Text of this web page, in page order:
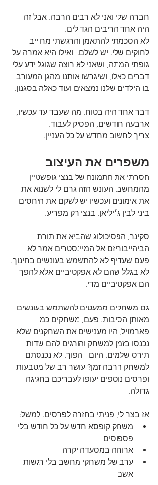
חברה שלי ואני לא רבים הרבה. אבל זה
היה אחד הריבים הגדולים.
לא הסכמתי להתאמן והרגשתי מחוייב
לחוקים שלי. יש לשלם.  ואילו היא אמרה על
גופתי המתה, ושאני לא רוצה שגוגל ידע עלי
דברים כאלו, ושיגרשו אותנו מהגן המעורב
בו הילדים שלנו נמצאים ועוד כאלה בסגנון.
דבר אחד היה בטוח. מה שעבד עד עכשיו,
ארבעה חודשים, הפסיק לעבוד.
צריך לחשוב מחדש על כל העניין.
משפרים את העיצוב
הסרתי את התמונה של בנצי גופשטיין
מהמחשב. העונש הזה גרם לי לשנוא את
את אימונים ועכשיו יש לשקם את היחסים
ביני לבין ג׳יליאן. בנצי רק מפריע.
סקינר, הפסיכולוג שהביא את תורת
הביהייבוריזם אל המיינסטרים אמר לא
פעם שעדיף לא להתשמש בעונשים בחינוך.
לא בגלל שהם לא אפקטיביים אלא להפך -
הם אפקטיביים מדי.
גם משחקים ממעטים להשתמש בעונשים
מאותן הסיבות. פעם, משחקים כמו
פארמויל, היו מענישים את השחקנים שלא
נכנסו בזמן למשחק והורגים להם שדות
תירס שלמים. היום - הפוך. לא נכנסתם
למשחק הרבה זמן? עושר רב של מטבעות
ופרסים נוספים יעופו לעבריכם בחגיגה
גדולה.
אז בצר לי, פניתי בחזרה לפרסים. למשל:
משחק קופסא חדש על כל חודש בלי
פספוסים
ארוחה במסעדה יקרה
ערב של משחקי מחשב בלי רגשות
אשם